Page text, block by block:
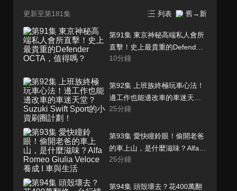
更新至第181集 列表 舊→新
第91集 東京神秘高端私人會所
直擊！史上最貴重的Defender
OCTA，值得嗎？
10分鐘
第92集 上班族終極玩車心法！
邊工作也能邊改車的車迷天
堂？Suzuki Swift Sport的小資
25分鐘
第93集 愛快瞳鈴眼！偷開老爸
的車上山，是什麼滋味？Alfa
Romeo Giulia Veloce養成 l 車
25分鐘
第94集 頭殼壞去？花400萬翻